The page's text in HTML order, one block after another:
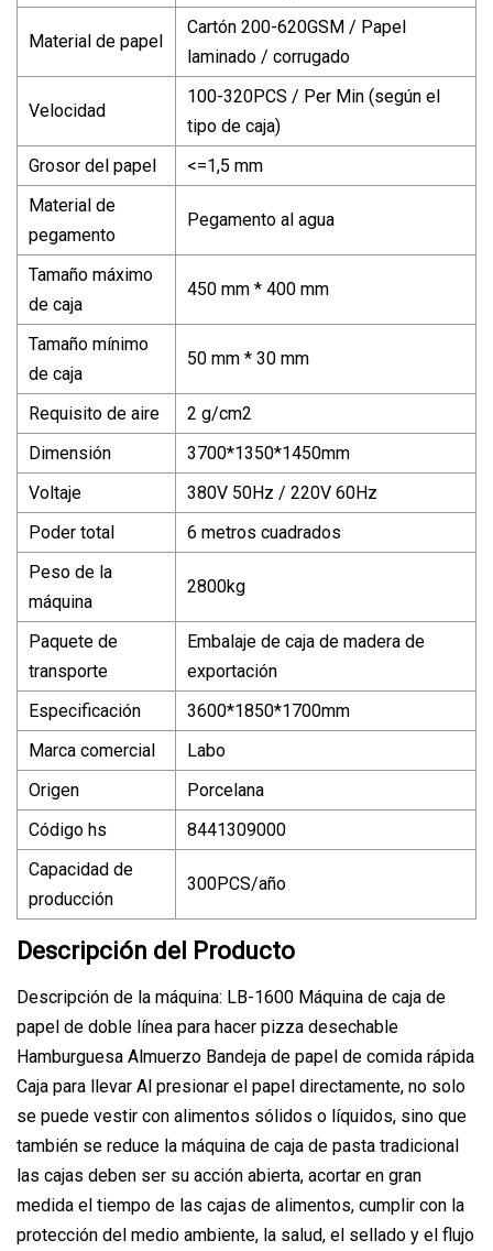
Material de papel
Cartón 200-620GSM / Papel
laminado / corrugado
Velocidad
100-320PCS / Per Min (según el
tipo de caja)
Grosor del papel
<=1,5 mm
Material de
pegamento
Pegamento al agua
Tamaño máximo
de caja
450 mm * 400 mm
Tamaño mínimo
de caja
50 mm * 30 mm
Requisito de aire
2 g/cm2
Dimensión
3700*1350*1450mm
Voltaje
380V 50Hz / 220V 60Hz
Poder total
6 metros cuadrados
Peso de la
máquina
2800kg
Paquete de
transporte
Embalaje de caja de madera de
exportación
Especificación
3600*1850*1700mm
Marca comercial
Labo
Origen
Porcelana
Código hs
8441309000
Capacidad de
producción
300PCS/año
Descripción del Producto
Descripción de la máquina: LB-1600 Máquina de caja de
papel de doble línea para hacer pizza desechable
Hamburguesa Almuerzo Bandeja de papel de comida rápida
Caja para llevar Al presionar el papel directamente, no solo
se puede vestir con alimentos sólidos o líquidos, sino que
también se reduce la máquina de caja de pasta tradicional
las cajas deben ser su acción abierta, acortar en gran
medida el tiempo de las cajas de alimentos, cumplir con la
protección del medio ambiente, la salud, el sellado y el flujo